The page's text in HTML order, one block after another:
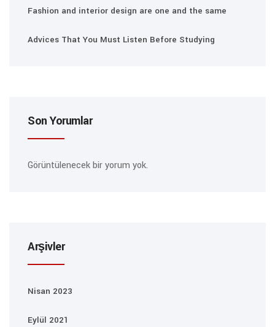
Fashion and interior design are one and the same
Advices That You Must Listen Before Studying
Son Yorumlar
Görüntülenecek bir yorum yok.
Arşivler
Nisan 2023
Eylül 2021